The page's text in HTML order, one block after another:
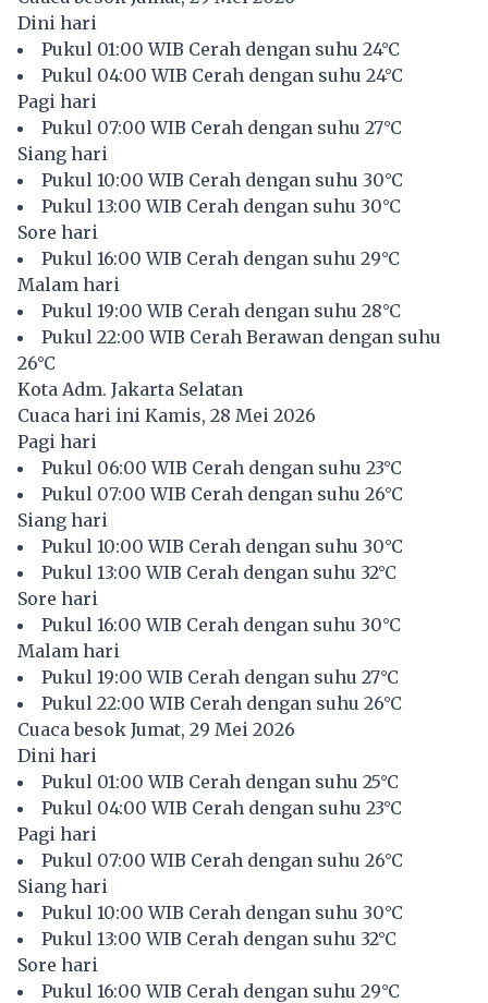
Dini hari
Pukul 01:00 WIB Cerah dengan suhu 24°C
Pukul 04:00 WIB Cerah dengan suhu 24°C
Pagi hari
Pukul 07:00 WIB Cerah dengan suhu 27°C
Siang hari
Pukul 10:00 WIB Cerah dengan suhu 30°C
Pukul 13:00 WIB Cerah dengan suhu 30°C
Sore hari
Pukul 16:00 WIB Cerah dengan suhu 29°C
Malam hari
Pukul 19:00 WIB Cerah dengan suhu 28°C
Pukul 22:00 WIB Cerah Berawan dengan suhu
26°C
Kota Adm. Jakarta Selatan
Cuaca hari ini Kamis, 28 Mei 2026
Pagi hari
Pukul 06:00 WIB Cerah dengan suhu 23°C
Pukul 07:00 WIB Cerah dengan suhu 26°C
Siang hari
Pukul 10:00 WIB Cerah dengan suhu 30°C
Pukul 13:00 WIB Cerah dengan suhu 32°C
Sore hari
Pukul 16:00 WIB Cerah dengan suhu 30°C
Malam hari
Pukul 19:00 WIB Cerah dengan suhu 27°C
Pukul 22:00 WIB Cerah dengan suhu 26°C
Cuaca besok Jumat, 29 Mei 2026
Dini hari
Pukul 01:00 WIB Cerah dengan suhu 25°C
Pukul 04:00 WIB Cerah dengan suhu 23°C
Pagi hari
Pukul 07:00 WIB Cerah dengan suhu 26°C
Siang hari
Pukul 10:00 WIB Cerah dengan suhu 30°C
Pukul 13:00 WIB Cerah dengan suhu 32°C
Sore hari
Pukul 16:00 WIB Cerah dengan suhu 29°C